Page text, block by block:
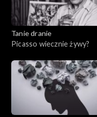
Tanie dranie
Picasso wiecznie żywy?